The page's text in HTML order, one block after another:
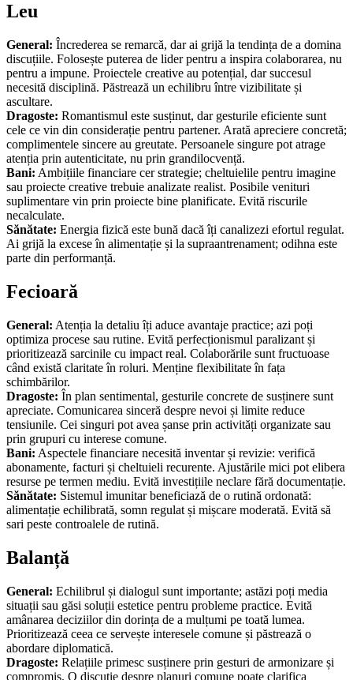
Leu
General: Încrederea se remarcă, dar ai grijă la tendința de a domina
discuțiile. Folosește puterea de lider pentru a inspira colaborarea, nu
pentru a impune. Proiectele creative au potențial, dar succesul
necesită disciplină. Păstrează un echilibru între vizibilitate și
ascultare.
Dragoste: Romantismul este susținut, dar gesturile eficiente sunt
cele ce vin din considerație pentru partener. Arată apreciere concretă;
complimentele sincere au greutate. Persoanele singure pot atrage
atenția prin autenticitate, nu prin grandilocvență.
Bani: Ambițiile financiare cer strategie; cheltuielile pentru imagine
sau proiecte creative trebuie analizate realist. Posibile venituri
suplimentare vin prin proiecte bine planificate. Evită riscurile
necalculate.
Sănătate: Energia fizică este bună dacă îți canalizezi efortul regulat.
Ai grijă la excese în alimentație și la supraantrenament; odihna este
parte din performanță.
Fecioară
General: Atenția la detaliu îți aduce avantaje practice; azi poți
optimiza procese sau rutine. Evită perfecționismul paralizant și
prioritizează sarcinile cu impact real. Colaborările sunt fructuoase
când există claritate în roluri. Menține flexibilitate în fața
schimbărilor.
Dragoste: În plan sentimental, gesturile concrete de susținere sunt
apreciate. Comunicarea sinceră despre nevoi și limite reduce
tensiunile. Cei singuri pot avea șanse prin activități organizate sau
prin grupuri cu interese comune.
Bani: Aspectele financiare necesită inventar și revizie: verifică
abonamente, facturi și cheltuieli recurente. Ajustările mici pot elibera
resurse pe termen mediu. Evită investițiile neclare fără documentație.
Sănătate: Sistemul imunitar beneficiază de o rutină ordonată:
alimentație echilibrată, somn regulat și mișcare moderată. Evită să
sari peste controalele de rutină.
Balanță
General: Echilibrul și dialogul sunt importante; astăzi poți media
situații sau găsi soluții estetice pentru probleme practice. Evită
amânarea deciziilor din dorința de a mulțumi pe toată lumea.
Prioritizează ceea ce servește interesele comune și păstrează o
abordare diplomatică.
Dragoste: Relațiile primesc susținere prin gesturi de armonizare și
compromis. O discuție despre planuri comune poate clarifica